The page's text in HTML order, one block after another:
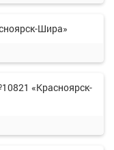
Шира»
«Красноярск-